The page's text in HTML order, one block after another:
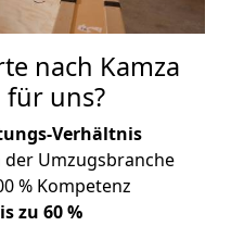
nach Kamza
für uns?
Verhältnis
der Umzugsbranche
% Kompetenz
zu 60 %